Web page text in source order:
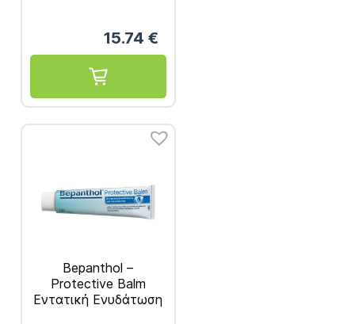
15.74 €
Bepanthol –
Protective Balm
Εντατική Ενυδάτωση